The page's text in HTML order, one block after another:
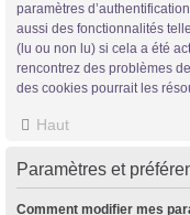
paramètres
aussi des fonctionnalités
(lu ou non lu) si cela a été
rencontrez des problèmes
des cookies pourrait les
Haut
Paramètres et
Comment modifier mes